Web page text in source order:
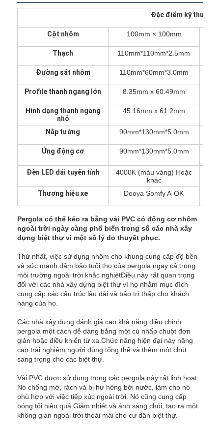
Sản phẩm
Video
Đặc điểm kỹ thuật
Cột nhôm 100mm × 100mm
Thạch 110mm*110mm*2.5mm
Đường sắt nhôm 110mm*60mm*3.0mm
Profile thanh ngang lớn 8.35mm x 60.49mm
Hình dạng thanh ngang
nhỏ
45.16mm x 61.2mm
Nắp tường 90mm*130mm*5.0mm
Ứng động cơ 90mm*130mm*5.0mm
Đèn LED dải tuyến tính
4000K (màu vàng) Hoặc
khác
Thương hiệu xe
Dooya Somfy A-OK
Pergola có thể kéo ra bằng vải PVC có động cơ nhôm
ngoài trời ngày càng phổ biến trong số các nhà xây
dựng biệt thự vì một số lý do thuyết phục.
Thứ nhất, việc sử dụng nhôm cho khung cung cấp độ bền
và sức mạnh.đảm bảo tuổi thọ của pergola ngay cả trong
môi trường ngoài trời khắc nghiệtĐiều này rất quan trọng
đối với các nhà xây dựng biệt thự vì họ nhằm mục đích
cung cấp các cấu trúc lâu dài và bảo trì thấp cho khách
hàng của họ.
Các nhà xây dựng đánh giá cao khả năng điều chỉnh
pergola một cách dễ dàng bằng một cú nhấp chuột đơn
giản hoặc điều khiển từ xa.Chức năng hiện đại này nâng
cao trải nghiệm người dùng tổng thể và thêm một chút
sang trọng cho các biệt thự.
Vải PVC được sử dụng trong các pergola này rất linh hoạt.
Nó chống mờ, rách và bị hư hỏng bởi nước, làm cho nó
phù hợp với việc tiếp xúc ngoài trời. Nó cũng cung cấp
bóng tối hiệu quả.Giảm nhiệt và ánh sáng chói, tạo ra một
không gian ngoài trời thoải mái cho cư dân biệt thự.